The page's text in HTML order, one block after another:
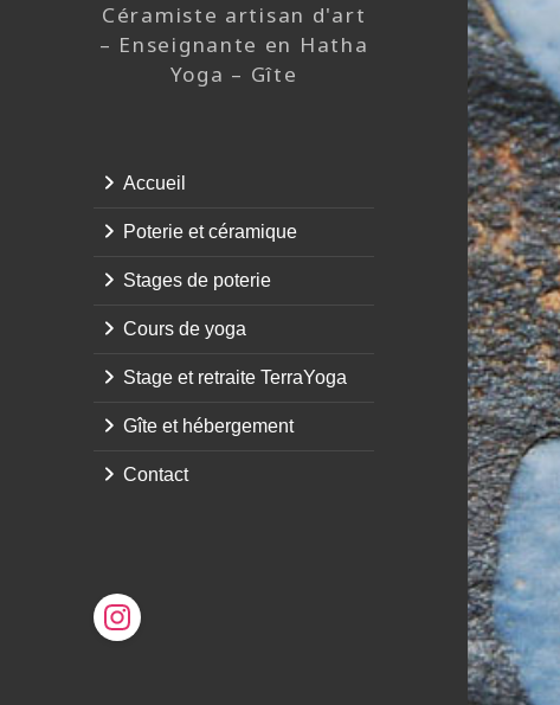
Céramiste artisan d'art
– Enseignante en Hatha
Yoga – Gîte
Accueil
Poterie et céramique
Stages de poterie
Cours de yoga
Stage et retraite TerraYoga
Gîte et hébergement
Contact